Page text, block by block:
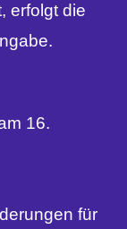
erfolgt die
16.
für